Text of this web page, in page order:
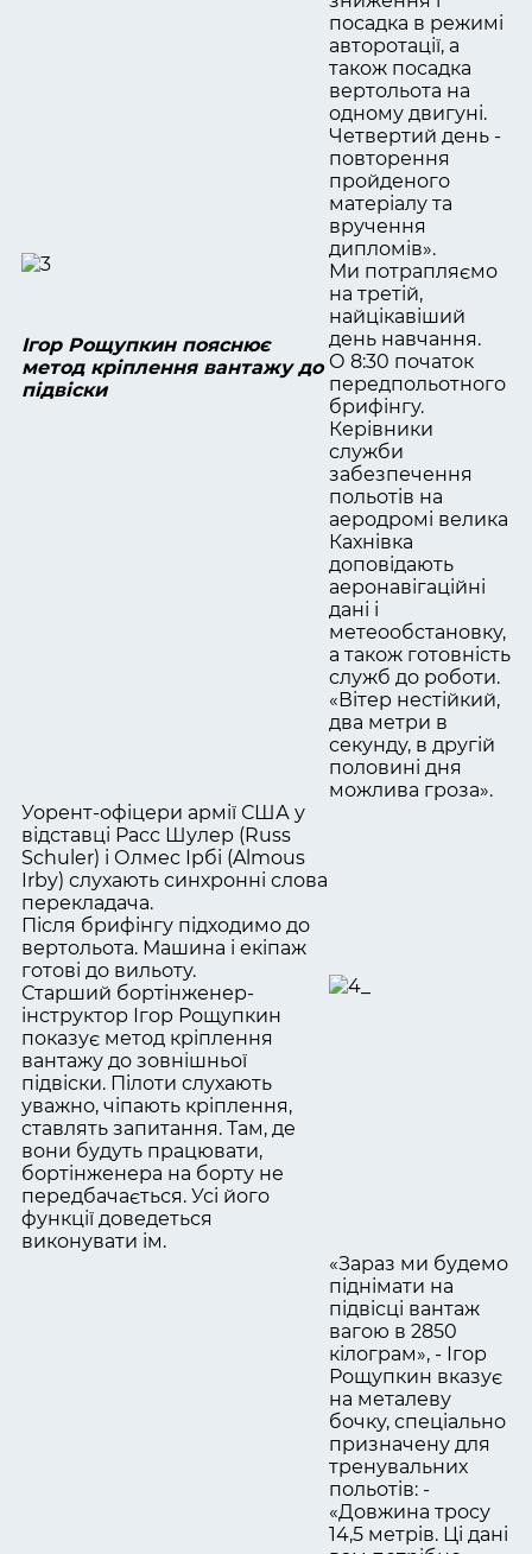
Ігор Рощупкин пояснює
метод кріплення вантажу до
підвіски
посадка в режимі
авторотації, а
також посадка
вертольота на
одному двигуні.
Четвертий день -
повторення
пройденого
матеріалу та
вручення
дипломів».
Ми потрапляємо
на третій,
найцікавіший
день навчання.
О 8:30 початок
передпольотного
брифінгу.
Керівники
служби
забезпечення
польотів на
аеродромі велика
Кахнівка
доповідають
аеронавігаційні
дані і
метеообстановку,
а також готовність
служб до роботи.
«Вітер нестійкий,
два метри в
секунду, в другій
половині дня
можлива гроза».
Уорент-офіцери армії США у
відставці Расс Шулер (Russ
Schuler) і Олмес Ірбі (Almous
Irby) слухають синхронні слова
перекладача.
Після брифінгу підходимо до
вертольота. Машина і екіпаж
готові до вильоту.
Старший бортінженер-
інструктор Ігор Рощупкин
показує метод кріплення
вантажу до зовнішньої
підвіски. Пілоти слухають
уважно, чіпають кріплення,
ставлять запитання. Там, де
вони будуть працювати,
бортінженера на борту не
передбачається. Усі його
функції доведеться
виконувати ім.
«Зараз ми будемо
піднімати на
підвісці вантаж
вагою в 2850
кілограм», - Ігор
Рощупкин вказує
на металеву
бочку, спеціально
призначену для
тренувальних
польотів: -
«Довжина тросу
14,5 метрів. Ці дані